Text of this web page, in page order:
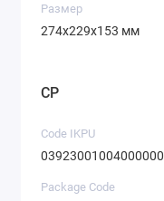
Размер
274х229х153 мм
CP
Code IKPU
03923001004000000
Package Code